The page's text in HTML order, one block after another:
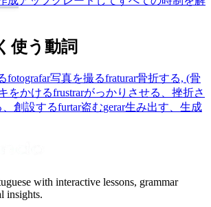
使う動詞
fotografar写真を撮るfraturar骨折する, (骨
をかけるfrustrarがっかりさせる、挫折さ
創設するfurtar盗むgerar生み出す、生成
with interactive lessons, grammar
insights.